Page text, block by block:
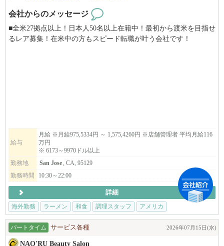
会社からのメッセージ
■全米27拠点以上！日本人50名以上在籍中！最初から渡米を目指せ
るレア募集！在米中の方もスピード転職が叶う会社です！
アメリカへ、世界進出のチャンスを掴みませんか？業務拡大に伴
い、米国で活躍する仲間を大募集します！⇨ ⇨
▶︎こんな方は、まずはご応募してみてください。
日本在住でアメリカでの飲食業の大成功を夢見ている方。米国在
住者で転職をお考えの方。
▶︎弊社の特徴
皆さんが年に1度は2週間程度の帰国やバケーションを楽しんでま
す！
給与
月給 ※月給975,5334円 ～ 1,575,4260円 ※店舗管理者 平均月給116
万円
※ 6173～9970ドル以上
勤務地
San Jose, CA, 95129
勤務時間
10:30～22:00
詳細
海外勤務
ラーメン 和食 調理スタッフ アメリカ
パートタイム サービス各種 2026年07月15日(水)
NAO'RU Beauty Salon